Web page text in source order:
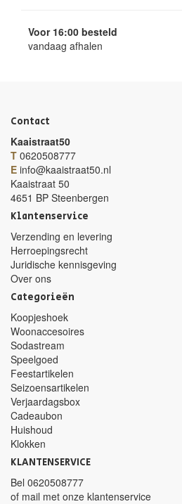
Voor 16:00 besteld
vandaag afhalen
Contact
Kaaistraat50
T 0620508777
E info@kaaistraat50.nl
Kaaistraat 50
4651 BP Steenbergen
Klantenservice
Verzending en levering
Herroepingsrecht
Juridische kennisgeving
Over ons
Categorieën
Koopjeshoek
Woonaccesoires
Sodastream
Speelgoed
Feestartikelen
Seizoensartikelen
Verjaardagsbox
Cadeaubon
Huishoud
Klokken
KLANTENSERVICE
Bel 0620508777
of mail met onze klantenservice